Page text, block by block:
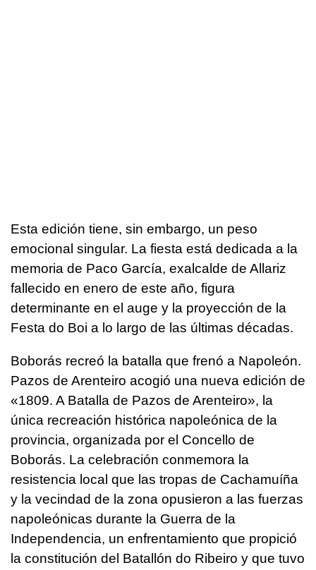
Esta edición tiene, sin embargo, un peso
emocional singular. La fiesta está dedicada a la
memoria de Paco García, exalcalde de Allariz
fallecido en enero de este año, figura
determinante en el auge y la proyección de la
Festa do Boi a lo largo de las últimas décadas.
Boborás recreó la batalla que frenó a Napoleón.
Pazos de Arenteiro acogió una nueva edición de
«1809. A Batalla de Pazos de Arenteiro», la
única recreación histórica napoleónica de la
provincia, organizada por el Concello de
Boborás. La celebración conmemora la
resistencia local que las tropas de Cachamuíña
y la vecindad de la zona opusieron a las fuerzas
napoleónicas durante la Guerra de la
Independencia, un enfrentamiento que propició
la constitución del Batallón do Ribeiro y que tuvo